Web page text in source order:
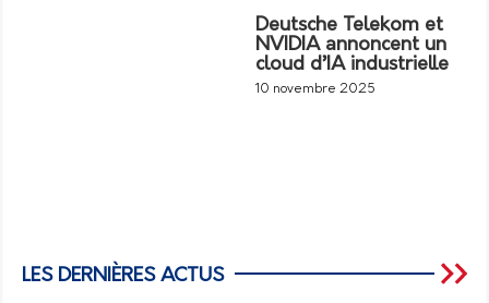
Deutsche Telekom et
NVIDIA annoncent un
cloud d’IA industrielle
10 novembre 2025
LES DERNIÈRES ACTUS